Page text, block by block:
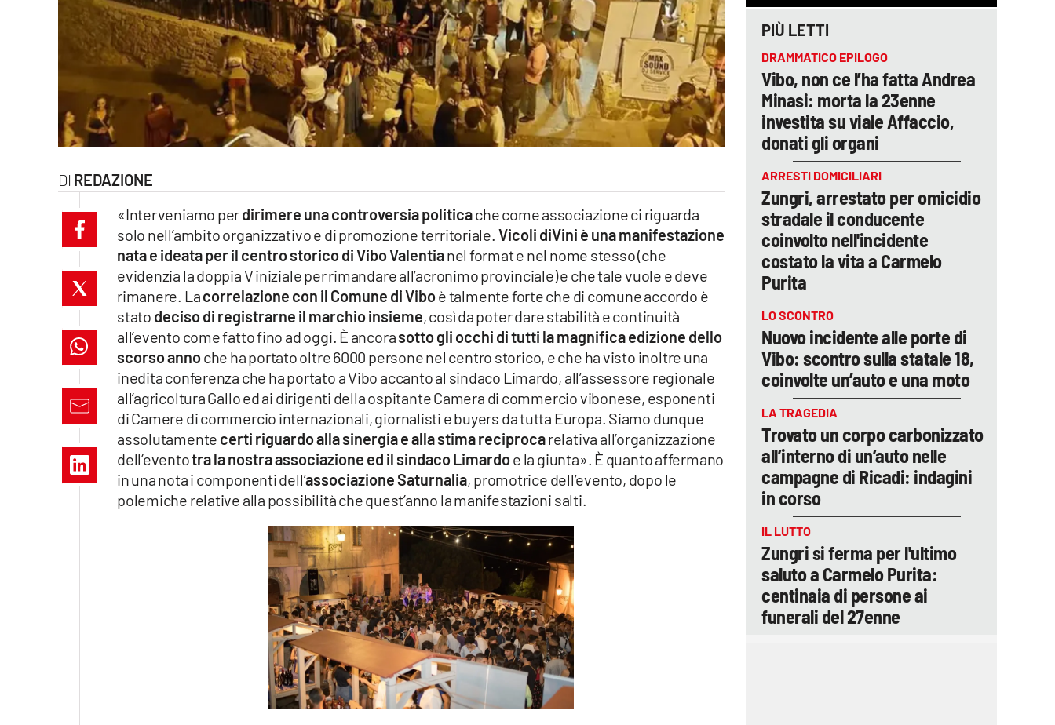
lacitymag.it
cosenzachannel.it
catanzarochannel.it
lacapitalenews.it
REDAZIONE
«Interveniamo perdirimere una controversia politicache come associazione ci riguarda
solo nell’ambito organizzativo e di promozione territoriale. Vicoli diVini è una manifestazione
nata e ideata per il centro storico di Vibo Valentianel format e nel nome stesso (che
evidenzia la doppia V iniziale per rimandare all’acronimo provinciale) e che tale vuole e deve
rimanere. Lacorrelazione con il Comune di Viboè talmente forte che di comune accordo è
stato deciso di registrarne il marchio insieme, così da poter dare stabilità e continuità
all’evento come fatto fino ad oggi. È ancorasotto gli occhi di tutti la magnifica edizione dello
scorso annoche ha portato oltre 6000 persone nel centro storico, e che ha visto inoltre una
inedita conferenza che ha portato a Vibo accanto al sindaco Limardo, all’assessore regionale
all’agricoltura Gallo ed ai dirigenti della ospitante Camera di commercio vibonese, esponenti
di Camere di commercio internazionali, giornalisti e buyers da tutta Europa. Siamo dunque
assolutamente certi riguardo alla sinergia e alla stima reciprocarelativa all’organizzazione
dell’eventotra la nostra associazione ed il sindaco Limardoe la giunta». È quanto affermano
in una nota i componenti dell’associazione Saturnalia, promotrice dell’evento, dopo le
polemiche relative alla possibilità che quest’anno la manifestazioni salti.
PIÙ LETTI
DRAMMATICO EPILOGO
Vibo, non ce l’ha fatta Andrea
Minasi: morta la 23enne
investita su viale Affaccio,
donati gli organi
ARRESTI DOMICILIARI
Zungri, arrestato per omicidio
stradale il conducente
coinvolto nell'incidente
costato la vita a Carmelo
Purita
LO SCONTRO
Nuovo incidente alle porte di
Vibo: scontro sulla statale 18,
coinvolte un’auto e una moto
LA TRAGEDIA
Trovato un corpo carbonizzato
all’interno di un’auto nelle
campagne di Ricadi: indagini
in corso
IL LUTTO
Zungri si ferma per l'ultimo
saluto a Carmelo Purita:
centinaia di persone ai
funerali del 27enne